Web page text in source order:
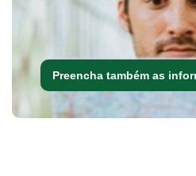
Preencha também as